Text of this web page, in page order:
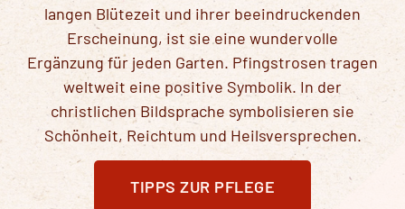
langen Blütezeit und ihrer beeindruckenden
Erscheinung, ist sie eine wundervolle
Ergänzung für jeden Garten. Pfingstrosen tragen
weltweit eine positive Symbolik. In der
christlichen Bildsprache symbolisieren sie
Schönheit, Reichtum und Heilsversprechen.
TIPPS ZUR PFLEGE